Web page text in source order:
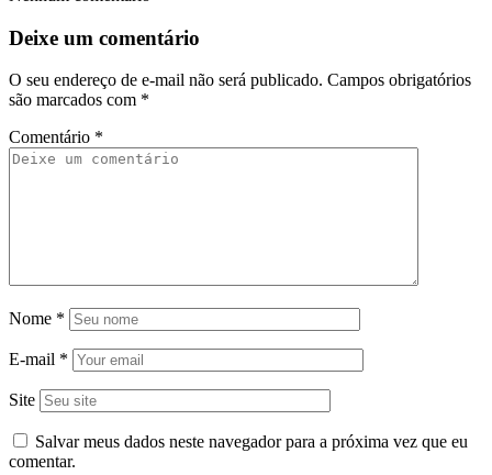
Deixe um comentário
O seu endereço de e-mail não será publicado. Campos obrigatórios
são marcados com *
Comentário *
Nome *
E-mail *
Site
Salvar meus dados neste navegador para a próxima vez que eu
comentar.